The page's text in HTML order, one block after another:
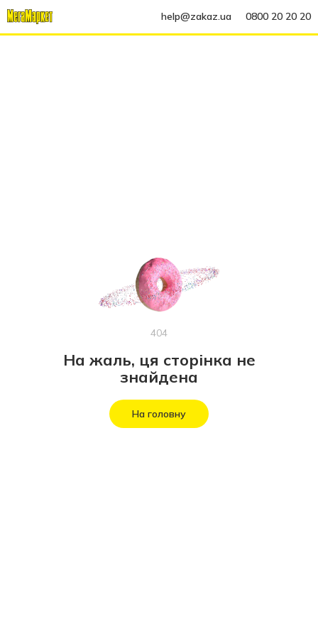
help@zakaz.ua 0800 20 20 20
404
На жаль, ця сторінка не
знайдена
На головну